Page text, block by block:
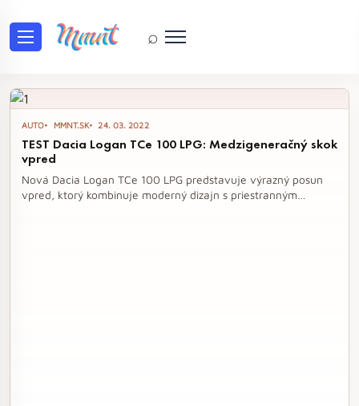
⌕
Tag: Dacia Logan TCe 100
AUTO MMNT.SK 24. 03. 2022
TEST Dacia Logan TCe 100 LPG: Medzigeneračný skok
vpred
Nová Dacia Logan TCe 100 LPG predstavuje výrazný posun
vpred, ktorý kombinuje moderný dizajn s priestranným